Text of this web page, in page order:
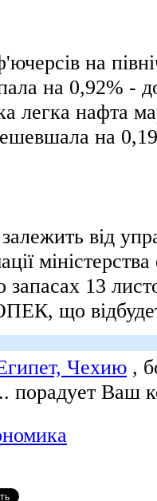
на
на 0,92% -
легка нафта
на
від
запасах 13
що
Чехию ,
порадует Ваш